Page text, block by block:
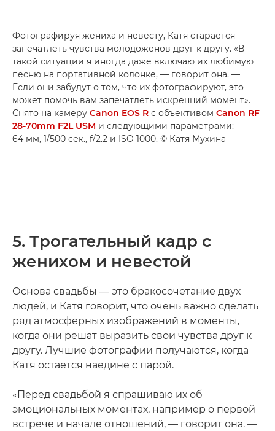
Фотографируя жениха и невесту, Катя старается
запечатлеть чувства молодоженов друг к другу. «В
такой ситуации я иногда даже включаю их любимую
песню на портативной колонке, — говорит она. —
Если они забудут о том, что их фотографируют, это
может помочь вам запечатлеть искренний момент».
Снято на камеру Canon EOS R с объективом Canon RF
28-70mm F2L USM и следующими параметрами:
64 мм, 1/500 сек., f/2.2 и ISO 1000. © Катя Мухина
5. Трогательный кадр с
женихом и невестой
Основа свадьбы — это бракосочетание двух
людей, и Катя говорит, что очень важно сделать
ряд атмосферных изображений в моменты,
когда они решат выразить свои чувства друг к
другу. Лучшие фотографии получаются, когда
Катя остается наедине с парой.
«Перед свадьбой я спрашиваю их об
эмоциональных моментах, например о первой
встрече и начале отношений, — говорит она. —